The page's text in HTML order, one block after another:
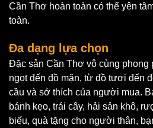
Cần Thơ hoàn toàn có thể yên
toàn.
Đa dạng lựa chọn
Đặc sản Cần Thơ vô cùng phong
ngọt đến đồ mặn, từ đồ tươi đến
cầu và sở thích của người mua.
bánh kẹo, trái cây, hải sản khô,
biếu, quà tặng cho người thân,